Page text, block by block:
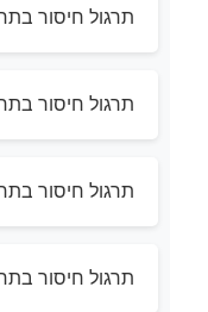
תרגול חיסור בתחום
תרגול חיסור בתחום
תרגול חיסור בתחום
תרגול חיסור בתחום